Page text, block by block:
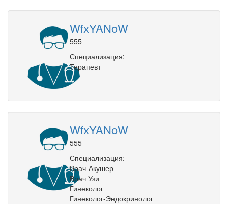
WfxYANoW
555
Специализация:
Терапевт
WfxYANoW
555
Специализация:
Врач-Акушер
Врач Узи
Гинеколог
Гинеколог-Эндокринолог